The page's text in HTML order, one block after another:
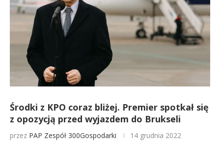
Środki z KPO coraz bliżej. Premier spotkał się
z opozycją przed wyjazdem do Brukseli
przez PAP Zespół 300Gospodarki 14 grudnia 2022